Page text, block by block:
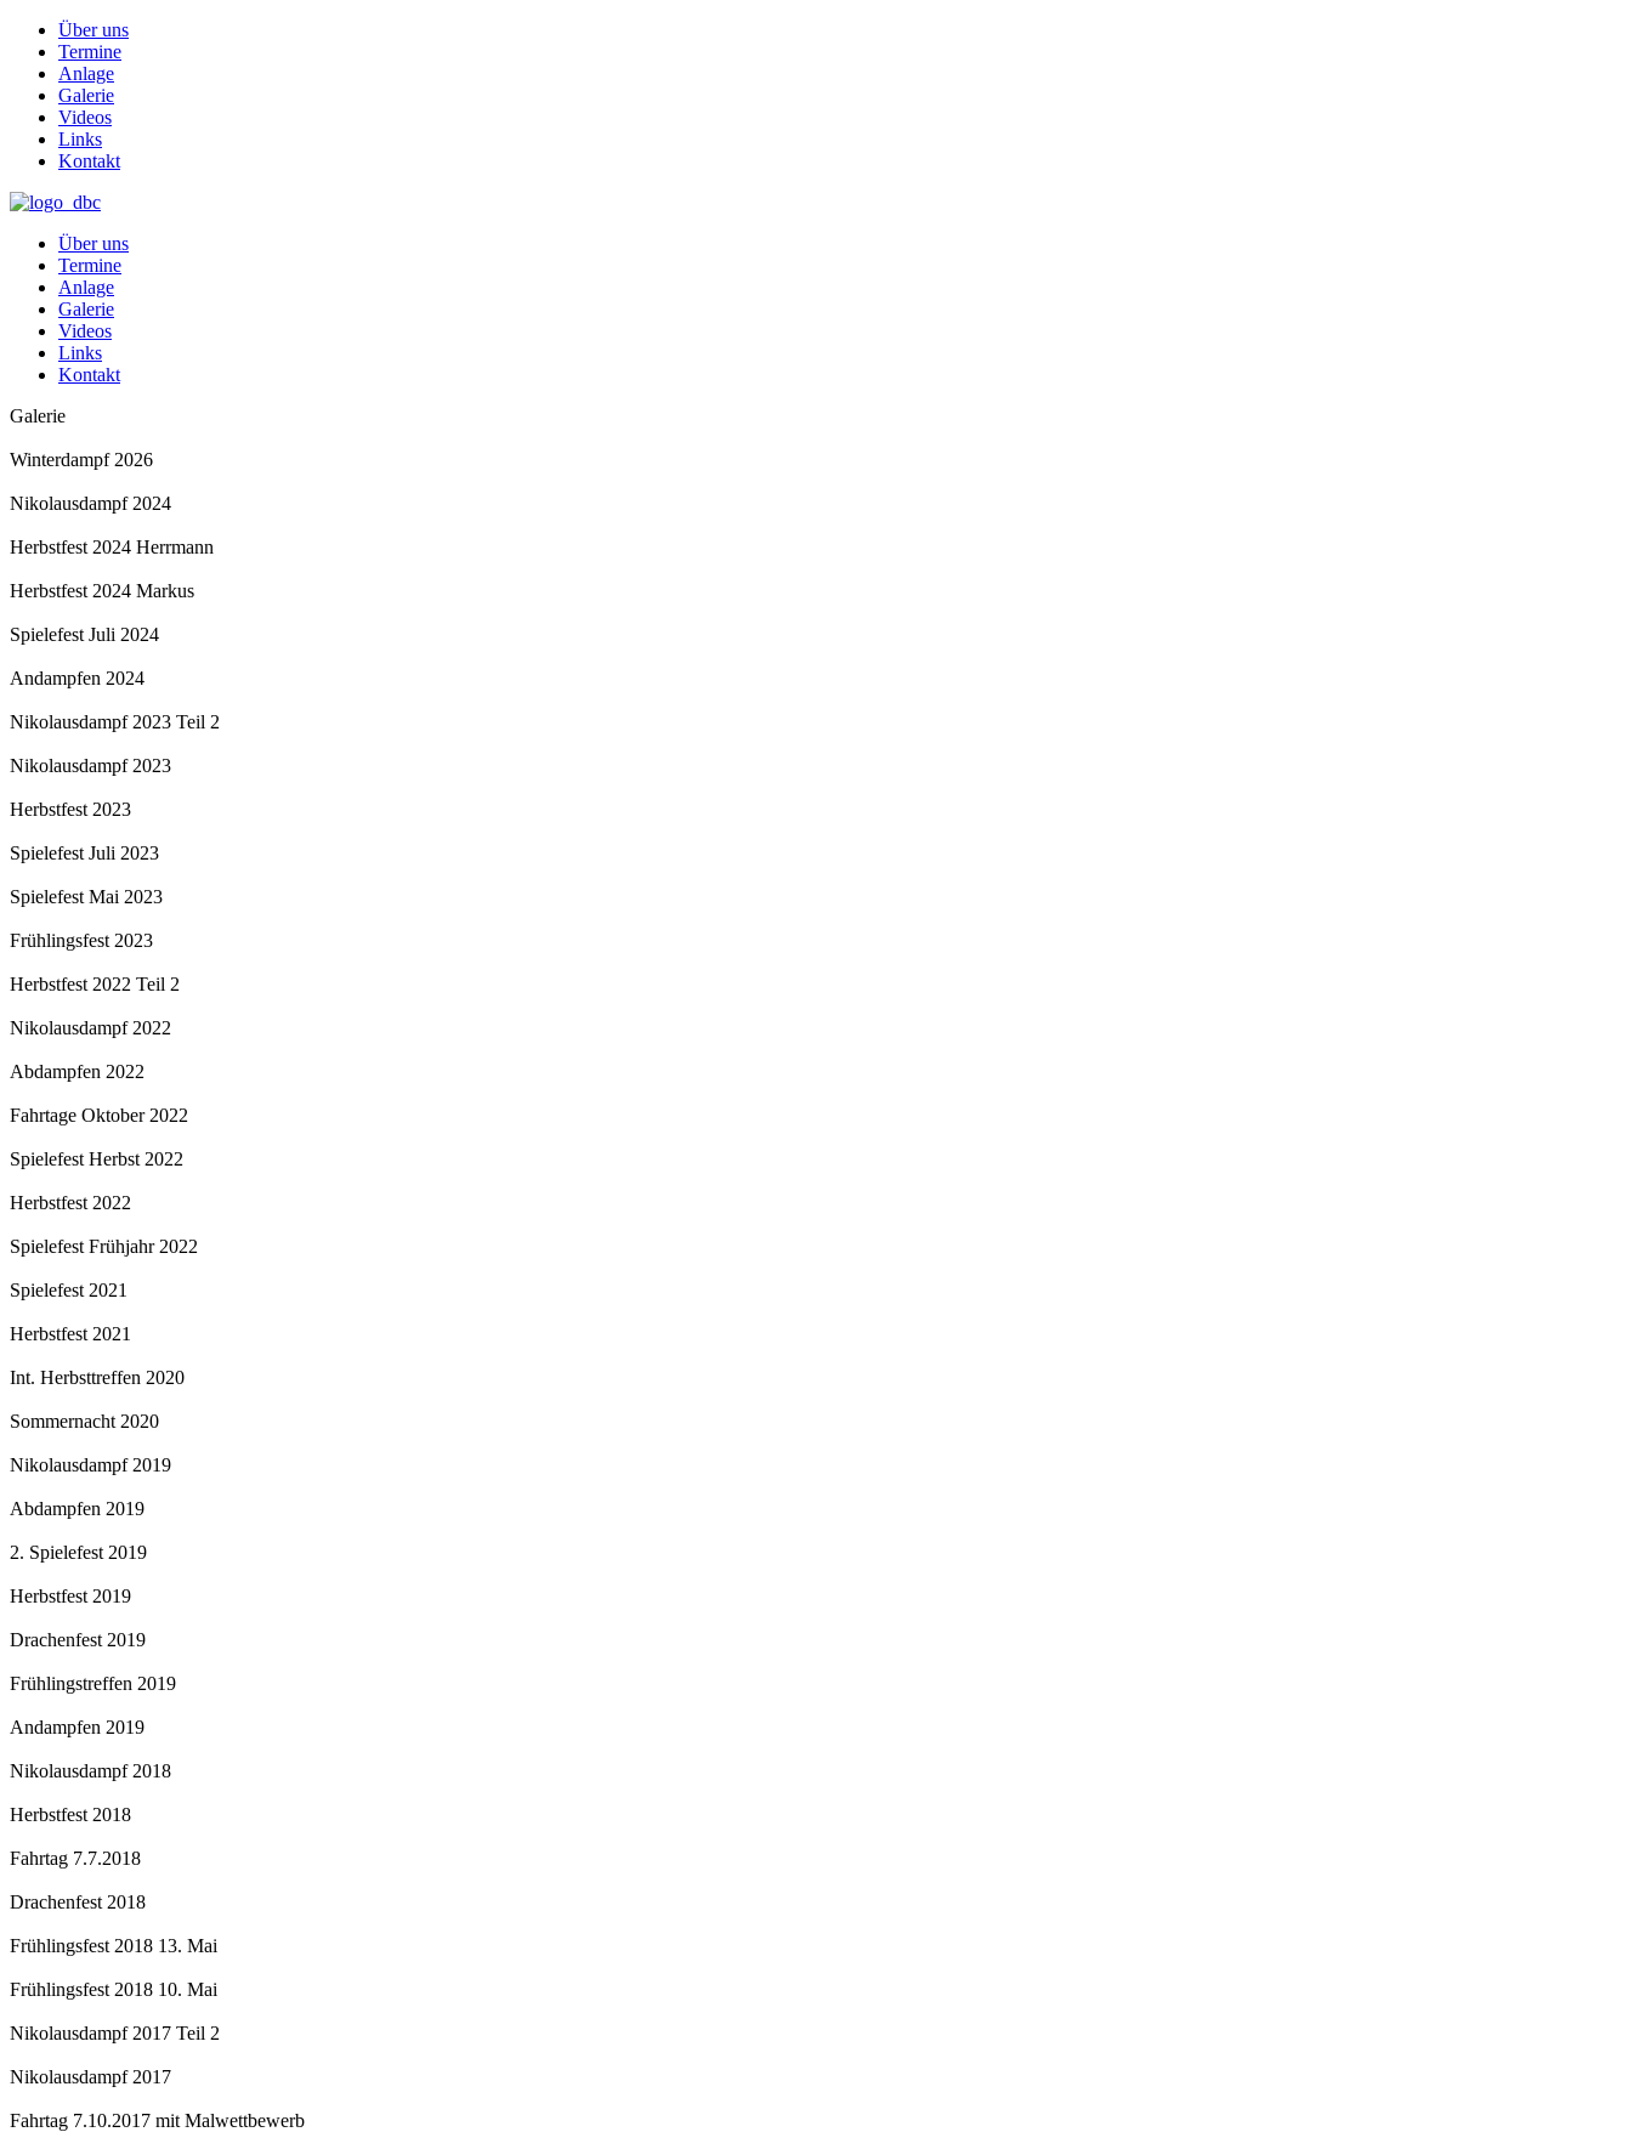
Über uns
Termine
Anlage
Galerie
Videos
Links
Kontakt
Über uns
Termine
Anlage
Galerie
Videos
Links
Kontakt
Galerie
Winterdampf 2026
Nikolausdampf 2024
Herbstfest 2024 Herrmann
Herbstfest 2024 Markus
Spielefest Juli 2024
Andampfen 2024
Nikolausdampf 2023 Teil 2
Nikolausdampf 2023
Herbstfest 2023
Spielefest Juli 2023
Spielefest Mai 2023
Frühlingsfest 2023
Herbstfest 2022 Teil 2
Nikolausdampf 2022
Abdampfen 2022
Fahrtage Oktober 2022
Spielefest Herbst 2022
Herbstfest 2022
Spielefest Frühjahr 2022
Spielefest 2021
Herbstfest 2021
Int. Herbsttreffen 2020
Sommernacht 2020
Nikolausdampf 2019
Abdampfen 2019
2. Spielefest 2019
Herbstfest 2019
Drachenfest 2019
Frühlingstreffen 2019
Andampfen 2019
Nikolausdampf 2018
Herbstfest 2018
Fahrtag 7.7.2018
Drachenfest 2018
Frühlingsfest 2018 13. Mai
Frühlingsfest 2018 10. Mai
Nikolausdampf 2017 Teil 2
Nikolausdampf 2017
Fahrtag 7.10.2017 mit Malwettbewerb